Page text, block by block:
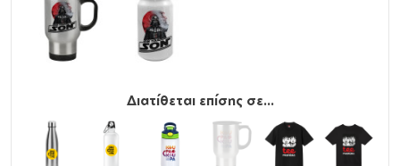
Διατίθεται επίσης σε...